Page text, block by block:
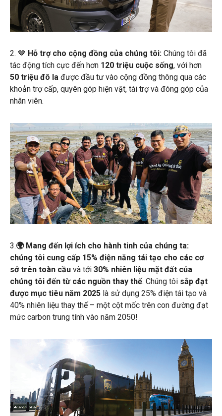
2. 🤎 Hỗ trợ cho cộng đồng của chúng tôi: Chúng tôi đã
tác động tích cực đến hơn 120 triệu cuộc sống, với hơn
50 triệu đô la được đầu tư vào cộng đồng thông qua các
khoản trợ cấp, quyên góp hiện vật, tài trợ và đóng góp của
nhân viên.
3.🌍 Mang đến lợi ích cho hành tinh của chúng ta:
chúng tôi cung cấp 15% điện năng tái tạo cho các cơ
sở trên toàn cầu và tới 30% nhiên liệu mặt đất của
chúng tôi đến từ các nguồn thay thế. Chúng tôi sắp đạt
được mục tiêu năm 2025 là sử dụng 25% điện tái tạo và
40% nhiên liệu thay thế – một cột mốc trên con đường đạt
mức carbon trung tính vào năm 2050!